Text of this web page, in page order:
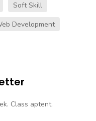
Soft Skill
Development
Class aptent.